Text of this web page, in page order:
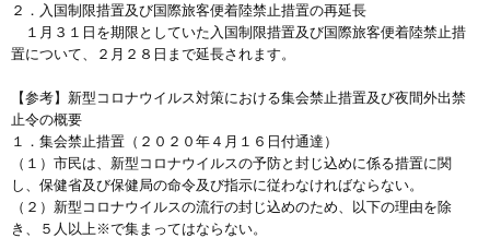
２．入国制限措置及び国際旅客便着陸禁止措置の再延長
１月３１日を期限としていた入国制限措置及び国際旅客便着陸禁止措
置について、２月２８日まで延長されます。
【参考】新型コロナウイルス対策における集会禁止措置及び夜間外出禁
止令の概要
１．集会禁止措置（２０２０年４月１６日付通達）
（１）市民は、新型コロナウイルスの予防と封じ込めに係る措置に関
し、保健省及び保健局の命令及び指示に従わなければならない。
（２）新型コロナウイルスの流行の封じ込めのため、以下の理由を除
き、５人以上※で集まってはならない。